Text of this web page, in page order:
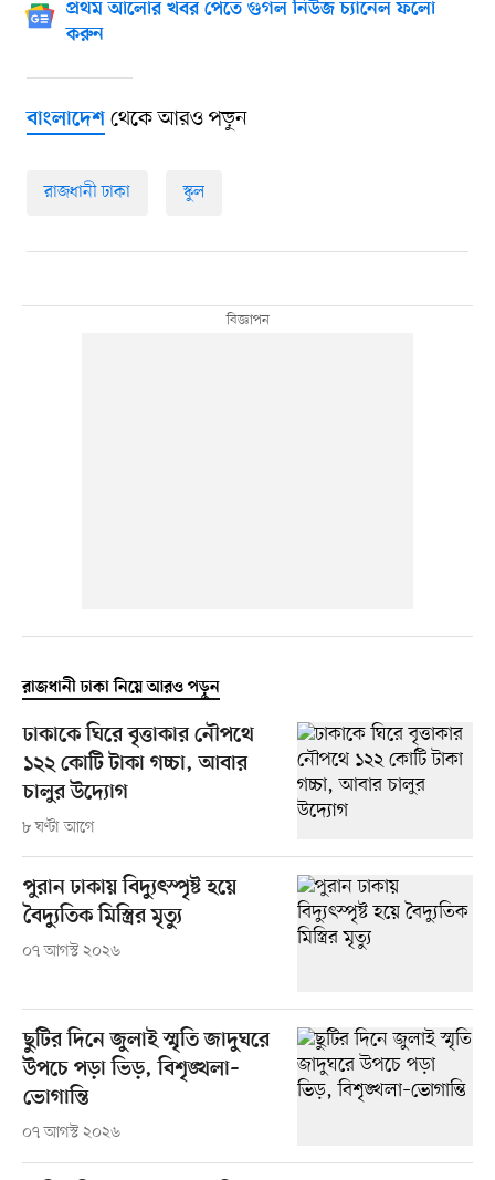
প্রথম আলোর খবর পেতে গুগল নিউজ চ্যানেল ফলো
করুন
বাংলাদেশথেকে আরও পড়ুন
রাজধানী ঢাকা স্কুল
রাজধানী ঢাকা নিয়ে আরও পড়ুন
ঢাকাকে ঘিরে বৃত্তাকার নৌপথে
১২২ কোটি টাকা গচ্চা, আবার
চালুর উদ্যোগ
৮ ঘণ্টা আগে
পুরান ঢাকায় বিদ্যুৎস্পৃষ্ট হয়ে
বৈদ্যুতিক মিস্ত্রির মৃত্যু
০৭ আগস্ট ২০২৬
ছুটির দিনে জুলাই স্মৃতি জাদুঘরে
উপচে পড়া ভিড়, বিশৃঙ্খলা–
ভোগান্তি
০৭ আগস্ট ২০২৬